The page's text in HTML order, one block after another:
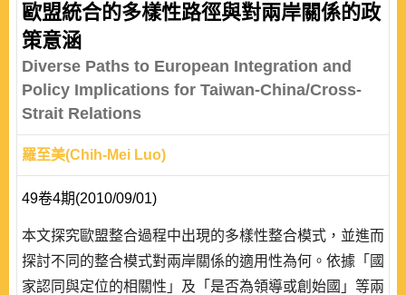
歐盟統合的多樣性路徑與對兩岸關係的政
策意涵
Diverse Paths to European Integration and
Policy Implications for Taiwan-China/Cross-
Strait Relations
羅至美(Chih-Mei Luo)
49卷4期(2010/09/01)
本文探究歐盟整合過程中出現的多樣性整合模式，並進而
探討不同的整合模式對兩岸關係的適用性為何。依據「國
家認同與定位的相關性」及「是否為領導或創始國」等兩